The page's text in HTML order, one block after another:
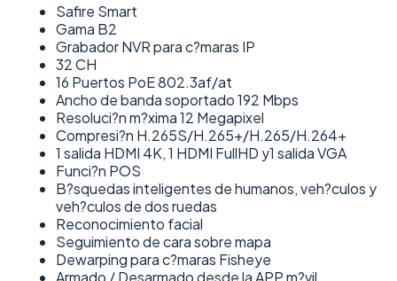
Safire Smart
Gama B2
Grabador NVR para c?maras IP
32 CH
16 Puertos PoE 802.3af/at
Ancho de banda soportado 192 Mbps
Resoluci?n m?xima 12 Megapixel
Compresi?n H.265S/H.265+/H.265/H.264+
1 salida HDMI 4K, 1 HDMI FullHD y1 salida VGA
Funci?n POS
B?squedas inteligentes de humanos, veh?culos y
veh?culos de dos ruedas
Reconocimiento facial
Seguimiento de cara sobre mapa
Dewarping para c?maras Fisheye
Armado / Desarmado desde la APP m?vil